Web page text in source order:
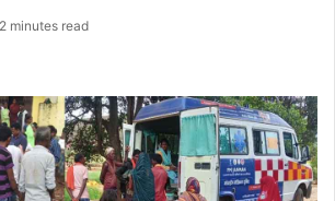
2 minutes read